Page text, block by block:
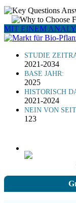
MIT EINEM
STUDIE
2021-2034
BASE JAHR:
2025
HISTORISCH
2021-2024
NEIN VON
123